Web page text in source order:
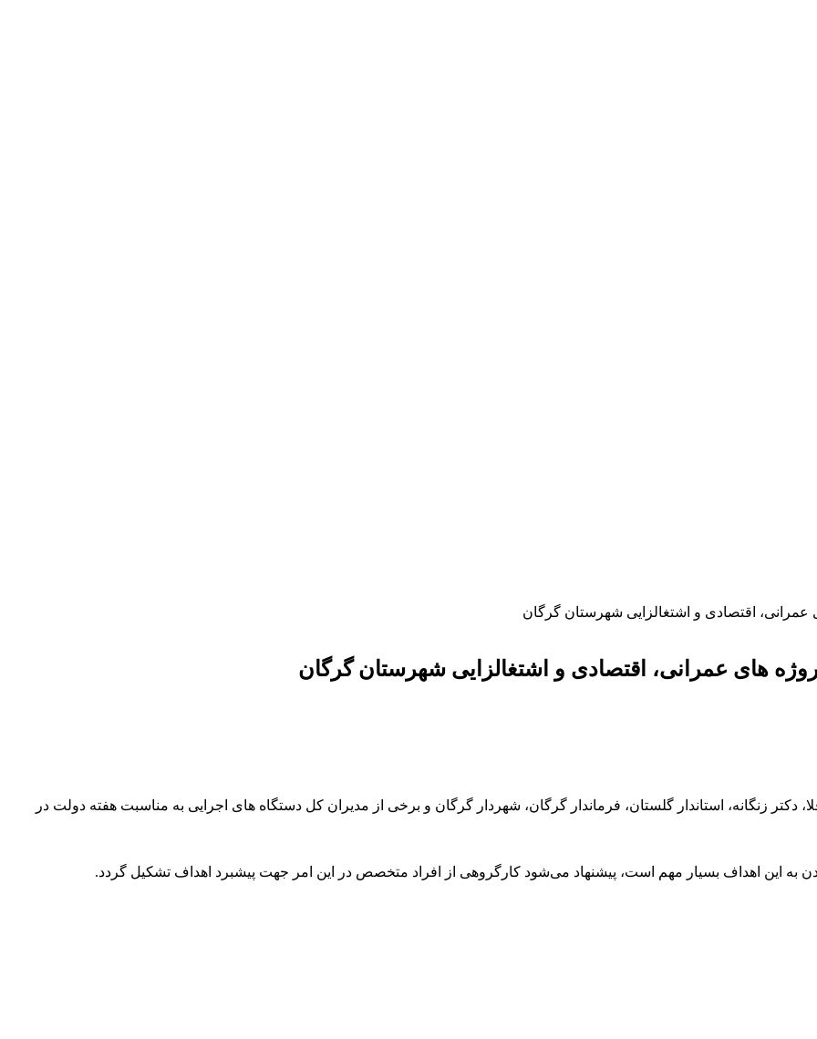
عمرانی، اقتصادی و اشتغالزایی شهرستان گرگان
های عمرانی، اقتصادی و اشتغالزایی شهرستان گرگان
زنگانه، استاندار گلستان، فرماندار گرگان، شهردار گرگان و برخی از مدیران کل دستگاه های اجرایی به مناسبت هفته دولت در
این اهداف بسیار مهم است، پیشنهاد می‌شود کارگروهی از افراد متخصص در این امر جهت پیشبرد اهداف تشکیل گردد.